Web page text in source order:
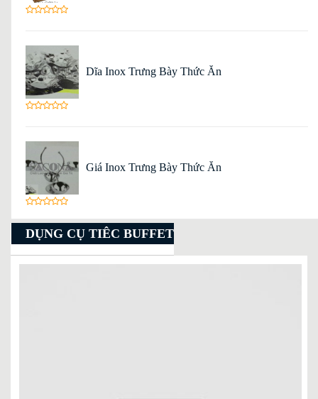
Dĩa Inox Trưng Bày Thức Ăn
Giá Inox Trưng Bày Thức Ăn
DỤNG CỤ TIÊC BUFFET